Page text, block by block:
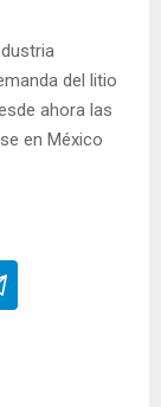
del litio
ahora las
en México